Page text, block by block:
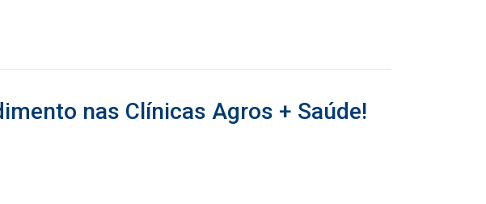
nas Clínicas Agros + Saúde!